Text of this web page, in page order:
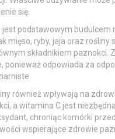
się.
jest podstawowym budulcem
mięso, ryby, jaja oraz rośliny
składnikiem paznokci.
ponieważ odpowiada za
również wpływają na
a witamina C jest
chroniąc komórki
wspierające zdrowie